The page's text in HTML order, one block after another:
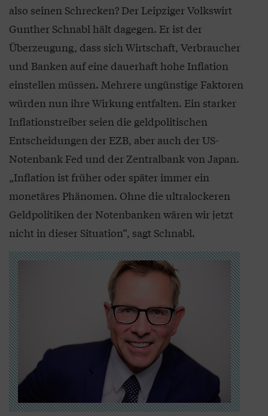
also seinen Schrecken? Der Leipziger Volkswirt
Gunther Schnabl hält dagegen. Er ist der
Überzeugung, dass sich Wirtschaft, Verbraucher
und Banken auf eine dauerhaft hohe Inflation
einstellen müssen. Mehrere ungünstige Faktoren
würden nun ihre Wirkung entfalten. Ein starker
Inflationstreiber seien die geldpolitischen
Entscheidungen der EZB, aber auch der US-
Notenbank Fed und der Zentralbank von Japan.
„Inflation ist früher oder später immer ein
monetäres Phänomen. Ohne die ultralockeren
Geldpolitiken der Notenbanken wären wir jetzt
nicht in dieser Situation“, sagt Schnabl.